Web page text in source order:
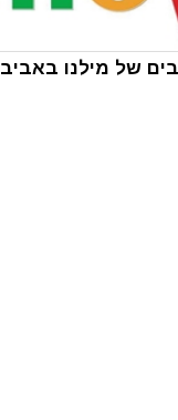
של מילנו באביב